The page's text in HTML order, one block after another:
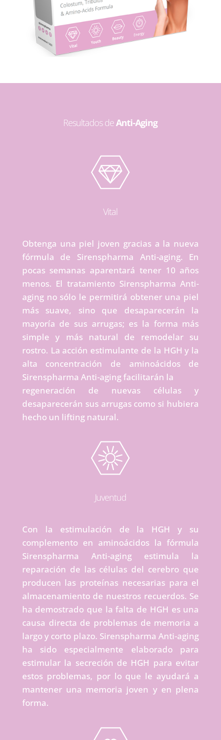
Resultados deAnti-Aging
Vital
Obtenga una piel joven gracias a la nueva
fórmula de Sirenspharma Anti-aging. En
pocas semanas aparentará tener 10 años
menos. El tratamiento Sirenspharma Anti-
aging no sólo le permitirá obtener una piel
más suave, sino que desaparecerán la
mayoría de sus arrugas; es la forma más
simple y más natural de remodelar su
rostro. La acción estimulante de la HGH y la
alta concentración de aminoácidos de
Sirenspharma Anti-aging facilitarán la
regeneración de nuevas células y
desaparecerán sus arrugas como si hubiera
hecho un lifting natural.
Juventud
Con la estimulación de la HGH y su
complemento en aminoácidos la fórmula
Sirenspharma Anti-aging estimula la
reparación de las células del cerebro que
producen las proteínas necesarias para el
almacenamiento de nuestros recuerdos. Se
ha demostrado que la falta de HGH es una
causa directa de problemas de memoria a
largo y corto plazo. Sirenspharma Anti-aging
ha sido especialmente elaborado para
estimular la secreción de HGH para evitar
estos problemas, por lo que le ayudará a
mantener una memoria joven y en plena
forma.